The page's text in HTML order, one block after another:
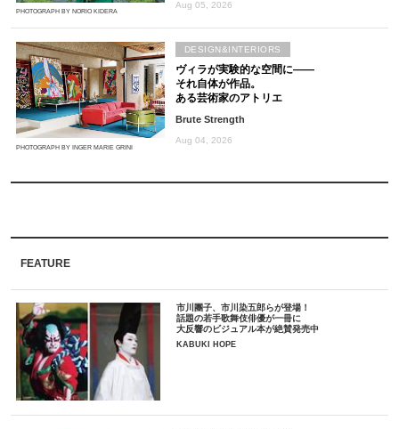
PHOTOGRAPH BY NORIO KIDERA
Aug 05, 2026
PHOTOGRAPH BY INGER MARIE GRINI
ヴィラが実験的な空間に――
それ自体が作品。
ある芸術家のアトリエ
Brute Strength
Aug 04, 2026
DESIGN&INTERIORS
FEATURE
市川團子、市川染五郎らが登場！
話題の若手歌舞伎俳優が一冊に
大反響のビジュアル本が絶賛発売中
KABUKI HOPE